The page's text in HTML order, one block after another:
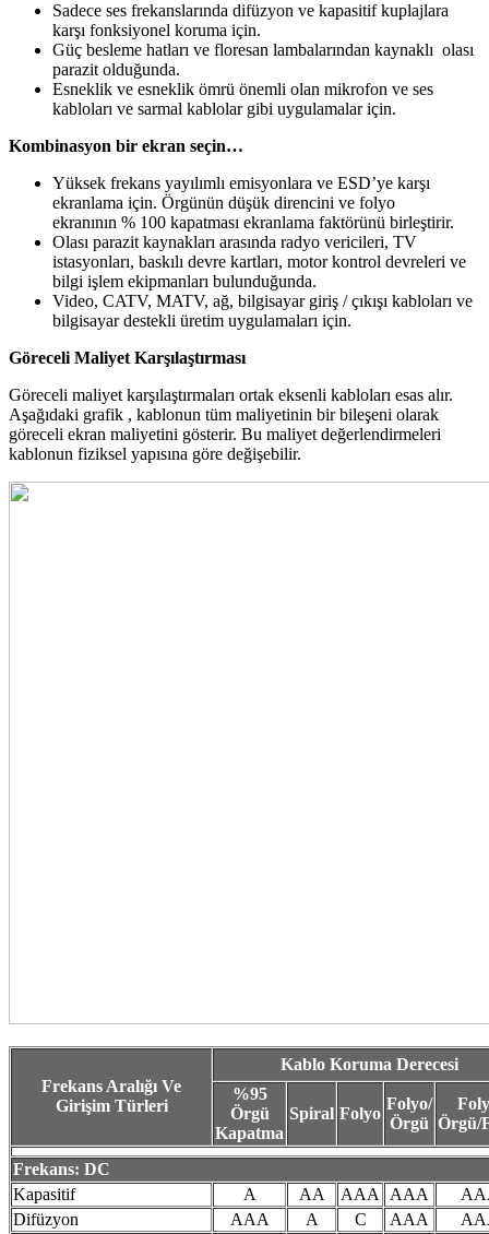
Sadece ses frekanslarında difüzyon ve kapasitif kuplajlara
karşı fonksiyonel koruma için.
Güç besleme hatları ve floresan lambalarından kaynaklı olası
parazit olduğunda.
Esneklik ve esneklik ömrü önemli olan mikrofon ve ses
kabloları ve sarmal kablolar gibi uygulamalar için.
Kombinasyon bir ekran seçin…
Yüksek frekans yayılımlı emisyonlara ve ESD’ye karşı
ekranlama için. Örgünün düşük direncini ve folyo
ekranının % 100 kapatması ekranlama faktörünü birleştirir.
Olası parazit kaynakları arasında radyo vericileri, TV
istasyonları, baskılı devre kartları, motor kontrol devreleri ve
bilgi işlem ekipmanları bulunduğunda.
Video, CATV, MATV, ağ, bilgisayar giriş / çıkışı kabloları ve
bilgisayar destekli üretim uygulamaları için.
Göreceli Maliyet Karşılaştırması
Göreceli maliyet karşılaştırmaları ortak eksenli kabloları esas alır.
Aşağıdaki grafik , kablonun tüm maliyetinin bir bileşeni olarak
göreceli ekran maliyetini gösterir. Bu maliyet değerlendirmeleri
kablonun fiziksel yapısına göre değişebilir.
Frekans Aralığı Ve
Girişim Türleri
Kablo Koruma Derecesi
%95
Örgü
Kapatma
Spiral Folyo
Folyo/
Örgü Örgü/
Frekans: DC
Kapasitif
A AA AAA AAA
Difüzyon
AAA A C AAA